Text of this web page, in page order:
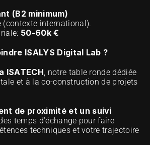
(B2 minimum)
(contexte international).
50-60k €
ISALYS Digital Lab ?
ISATECH, notre table ronde dédiée
et à la co-construction de projets
de proximité et un suivi
temps d’échange pour faire
techniques et votre trajectoire